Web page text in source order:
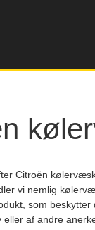
Citroën
vi nemlig
som
eller af andre